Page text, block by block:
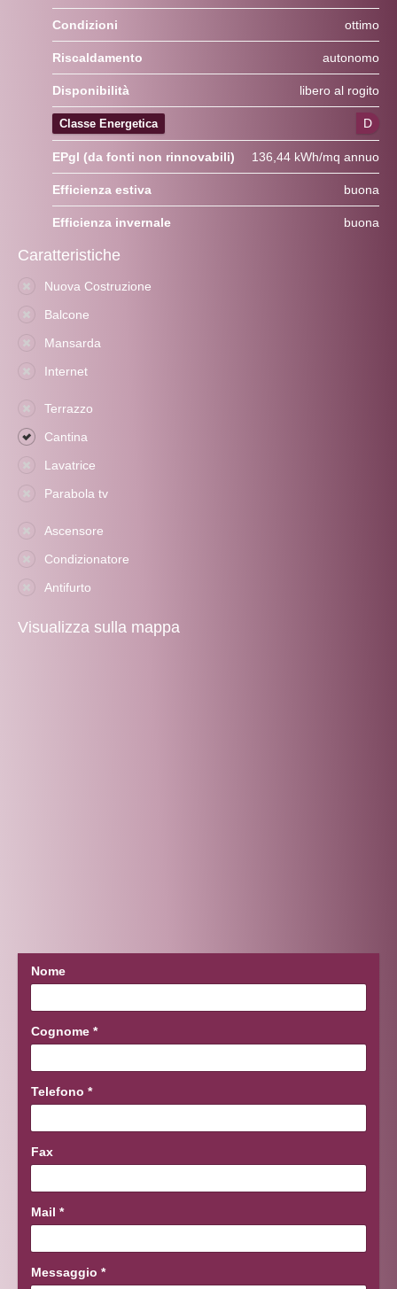
Condizioni ottimo
Riscaldamento autonomo
Disponibilità libero al rogito
Classe Energetica D
EPgl (da fonti non rinnovabili) 136,44 kWh/mq annuo
Efficienza estiva buona
Efficienza invernale buona
Caratteristiche
Nuova Costruzione
Balcone
Mansarda
Internet
Terrazzo
Cantina
Lavatrice
Parabola tv
Ascensore
Condizionatore
Antifurto
Visualizza sulla mappa
Nome
Cognome *
Telefono *
Fax
Mail *
Messaggio *